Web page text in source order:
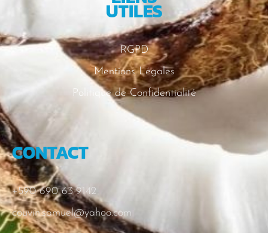
UTILES
RGPD
Mentions Légales
Politique de Confidentialité
CONTACT
+590 690 63-9142
couvin.samuel@yahoo.com